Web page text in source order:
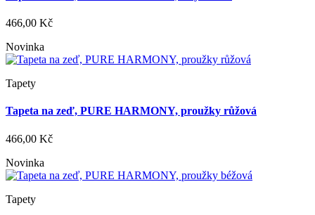
466,00 Kč
Novinka
Tapety
Tapeta na zeď, PURE HARMONY, proužky růžová
466,00 Kč
Novinka
Tapety